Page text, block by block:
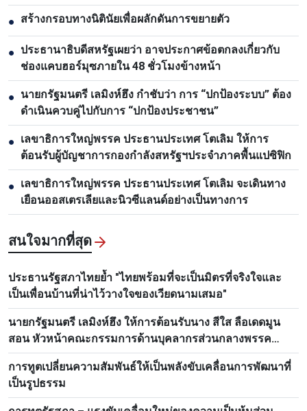
ฐาน
● สร้างกรอบทางนิตินัยเพื่อผลักดันการขยายตัว
● ประธานาธิบดีสหรัฐเผยว่า อาจประกาศข้อตกลงเกี่ยวกับ
ช่องแคบฮอร์มุซภายใน 48 ชั่วโมงข้างหน้า
● นายกรัฐมนตรี เลมิงห์ฮึง กำชับว่า การ “ปกป้องระบบ” ต้อง
ดำเนินควบคู่ไปกับการ “ปกป้องประชาชน”
● เลขาธิการใหญ่พรรค ประธานประเทศ โตเลิม ให้การ
ต้อนรับผู้บัญชาการกองกำลังสหรัฐฯประจำภาคพื้นแปซิฟิก
● เลขาธิการใหญ่พรรค ประธานประเทศ โตเลิม จะเดินทาง
เยือนออสเตรเลียและนิวซีแลนด์อย่างเป็นทางการ
สนใจมากที่สุด
ประธานรัฐสภาไทยย้ำ "ไทยพร้อมที่จะเป็นมิตรที่จริงใจและ
เป็นเพื่อนบ้านที่น่าไว้วางใจของเวียดนามเสมอ"
นายกรัฐมนตรี เลมิงห์ฮึง ให้การต้อนรับนาง สีใส ลือเดดมูน
สอน หัวหน้าคณะกรรมการด้านบุคลากรส่วนกลางพรรค
ประชาชนปฏิวัติลาว
การทูตเปลี่ยนความสัมพันธ์ให้เป็นพลังขับเคลื่อนการพัฒนาที่
เป็นรูปธรรม